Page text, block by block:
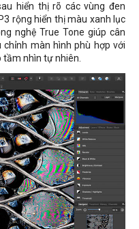
hiển thị rõ các vùng đen
rộng hiển thị màu xanh lục
nghệ True Tone giúp cân
màn hình phù hợp với
tầm nhìn tự nhiên.